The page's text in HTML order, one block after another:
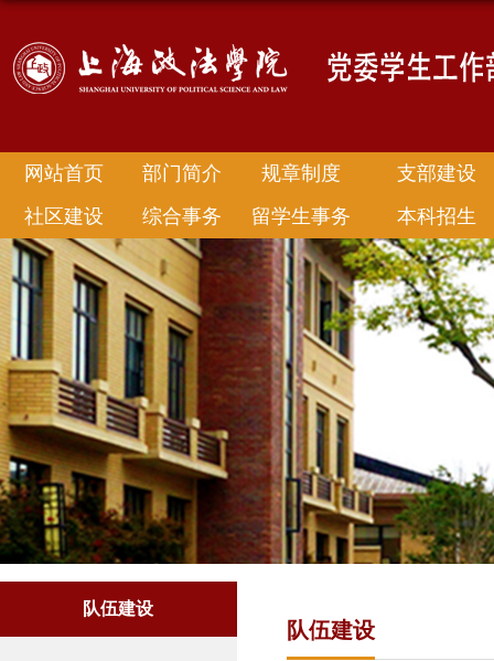
网站首页 部门简介 规章制度
支部建设
社区建设
综合事务 留学生事务 本科招生
队伍建设
队伍建设